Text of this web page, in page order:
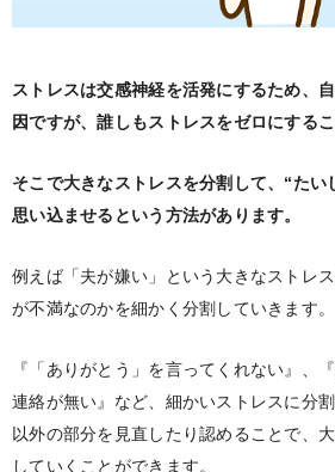
ストレスは交感神経を活発にするため、
因ですが、誰しもストレスをゼロにする
そこで大きなストレスを分割して、“たい
思い込ませるという方法があります。
例えば「夫が嫌い」という大きなストレ
が不満なのかを細かく分割していきます。
『「ありがとう」を言ってくれない』、
連絡が無い』など、細かいストレスに分
以外の部分を見直したり認めることで、
していくことができます。